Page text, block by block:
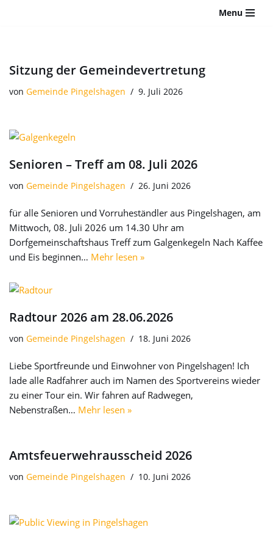
Website
ein
springen
Menu
Sitzung der Gemeindevertretung
von Gemeinde Pingelshagen 9. Juli 2026
Senioren – Treff am 08. Juli 2026
von Gemeinde Pingelshagen 26. Juni 2026
für alle Senioren und Vorruheständler aus Pingelshagen, am
Mittwoch, 08. Juli 2026 um 14.30 Uhr am
Dorfgemeinschaftshaus Treff zum Galgenkegeln Nach Kaffee
und Eis beginnen… Mehr lesen »
Radtour 2026 am 28.06.2026
von Gemeinde Pingelshagen 18. Juni 2026
Liebe Sportfreunde und Einwohner von Pingelshagen! Ich
lade alle Radfahrer auch im Namen des Sportvereins wieder
zu einer Tour ein. Wir fahren auf Radwegen,
Nebenstraßen… Mehr lesen »
Amtsfeuerwehrausscheid 2026
von Gemeinde Pingelshagen 10. Juni 2026